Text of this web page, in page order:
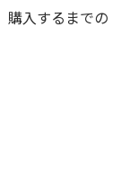
購入するまでの